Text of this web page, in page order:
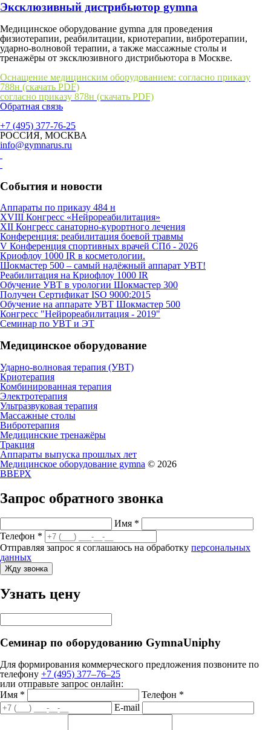
Эксклюзивный дистрибьютор gymna
Медицинское оборудование gymna для проведения
физиотерапии, реабилитации, криотерапии, вибротерапии,
ударно-волновой терапии, а также массажные столы и
тренажёры от эксклюзивного дистрибьютора в Москве.
Оснащение медицинским оборудованием: согласно приказу
788н (скачать PDF)
согласно приказу 878н (скачать PDF)
Обратная связь
+7 (495) 377-76-25
РОССИЯ, МОСКВА
info@gymnarus.ru
События и новости
Аппараты по приказу 484 н
XVIII Конгресс «Нейрореабилитация»
XII Конгресс санаторно-курортного лечения
Конференция: реабилитация боевой травмы
V Конференция спортивных врачей СПб - 2026
Криофлоу 1000 IR в косметологии.
Шокмастер 500 – самый надёжный аппарат УВТ!
Реабилитация на Криофлоу 1000 IR
Обучение УВТ в урологии Шокмастер 300
Получен Сертификат ISO 9000:2015
Обучение на аппарате УВТ Шокмастер 500
Конгресс "Нейрореабилитация - 2019"
Семинар по УВТ и ЭТ
Медицинское оборудование
Ударно-волновая терапия (УВТ)
Криотерапия
Комбинированная терапия
Электротерапия
Ультразвуковая терапия
Массажные столы
Вибротерапия
Медицинские тренажёры
Тракция
Аппараты выпуска прошлых лет
Медицинское оборудование gymna © 2026
ВВЕРХ
Запрос обратного звонка
Имя *
Телефон *
Отправляя запрос я соглашаюсь на обработку персональных
данных
Жду звонка
Узнать цену
Семинар по оборудованию GymnaUniphy
Для формирования коммерческого предложения позвоните по
телефону +7 (495) 377–76–25
или отправьте запрос онлайн:
Имя * Телефон *
E-mail